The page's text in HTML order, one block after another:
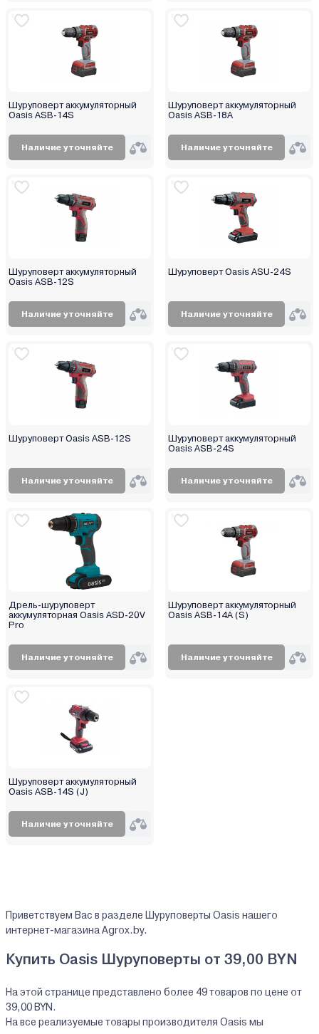
Шуруповерт аккумуляторный
Oasis ASВ-14S
Наличие уточняйте
Шуруповерт аккумуляторный
Oasis ASВ-18A
Наличие уточняйте
Шуруповерт аккумуляторный
Oasis ASВ-12S
Наличие уточняйте
Шуруповерт Oasis ASU-24S
Наличие уточняйте
Шуруповерт Oasis ASВ-12S
Наличие уточняйте
Шуруповерт аккумуляторный
Oasis ASВ-24S
Наличие уточняйте
Дрель-шуруповерт
аккумуляторная Oasis ASD-20V
Pro
Наличие уточняйте
Шуруповерт аккумуляторный
Oasis ASB-14A (S)
Наличие уточняйте
Шуруповерт аккумуляторный
Oasis ASB-14S (J)
Наличие уточняйте
Приветствуем Вас в разделе Шуруповерты Oasis нашего
интернет-магазина Agrox.by.
Купить Oasis Шуруповерты от 39,00 BYN
На этой странице представлено более 49 товаров по цене от
39,00 BYN.
На все реализуемые товары производителя Oasis мы